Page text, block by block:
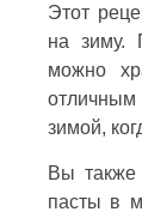
Этот
на зиму.
можно
отличным
зимой,
Вы также
пасты в